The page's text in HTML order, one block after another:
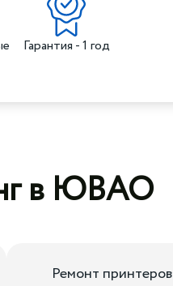
Гарантия - 1 год
в ЮВАО
Ремонт принтеров